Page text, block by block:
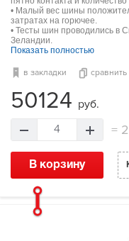
• Малый вес шины
затратах на горючее.
• Тесты шин проводились в
Зеландии.
Показать полностью
в закладки сравнить
50124 руб.
4 =
В корзину